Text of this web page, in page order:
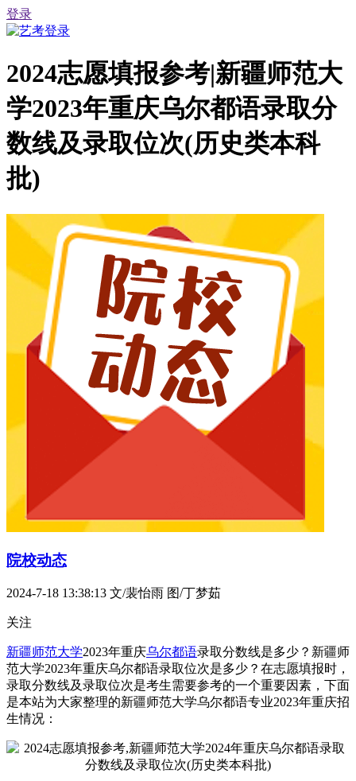
登录
2024志愿填报参考|新疆师范大
学2023年重庆乌尔都语录取分
数线及录取位次(历史类本科
批)
院校动态
2024-7-18 13:38:13 文/裴怡雨 图/丁梦茹
关注
新疆师范大学2023年重庆乌尔都语录取分数线是多少？新疆师
范大学2023年重庆乌尔都语录取位次是多少？在志愿填报时，
录取分数线及录取位次是考生需要参考的一个重要因素，下面
是本站为大家整理的新疆师范大学乌尔都语专业2023年重庆招
生情况：